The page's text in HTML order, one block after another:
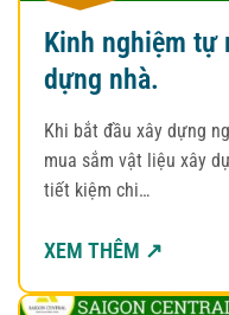
Kinh nghiệm tự
dựng nhà.
Khi bắt đầu xây dựng
mua sắm vật liệu xây
tiết kiệm chi…
XEM THÊM ↗